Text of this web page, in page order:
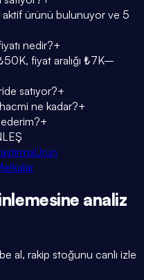
aktif ürünü bulunuyor ve 5
nedir?+
fiyat aralığı ₺7K–
satıyor?+
hacmi ne kadar?+
+
Ürün
analiz
al, rakip stoğunu canlı izle